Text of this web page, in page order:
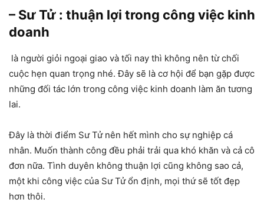
– Sư Tử : thuận lợi trong công việc kinh
doanh
là người giỏi ngoại giao và tối nay thì không nên từ chối
cuộc hẹn quan trọng nhé. Đây sẽ là cơ hội để bạn gặp được
những đối tác lớn trong công việc kinh doanh làm ăn tương
lai.
Đây là thời điểm Sư Tử nên hết mình cho sự nghiệp cá
nhân. Muốn thành công đều phải trải qua khó khăn và cả cô
đơn nữa. Tình duyên không thuận lợi cũng không sao cả,
một khi công việc của Sư Tử ổn định, mọi thứ sẽ tốt đẹp
hơn thôi.